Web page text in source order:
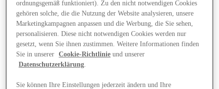
ordnungsgemäß funktioniert). Zu den nicht notwendigen Cookies
gehören solche, die die Nutzung der Website analysieren, unsere
Marketingkampagnen anpassen und die Werbung, die Sie sehen,
personalisieren. Diese nicht notwendigen Cookies werden nur
gesetzt, wenn Sie ihnen zustimmen. Weitere Informationen finden
Sie in unserer
Cookie-Richtlinie und unserer
Datenschutzerklärung
Sie können Ihre Einstellungen jederzeit ändern und Ihre